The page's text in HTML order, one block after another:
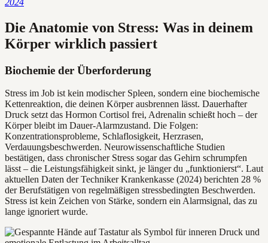
Die Anatomie von Stress: Was in deinem
Körper wirklich passiert
Biochemie der Überforderung
Stress im Job ist kein modischer Spleen, sondern eine biochemische
Kettenreaktion, die deinen Körper ausbrennen lässt. Dauerhafter
Druck setzt das Hormon Cortisol frei, Adrenalin schießt hoch – der
Körper bleibt im Dauer-Alarmzustand. Die Folgen:
Konzentrationsprobleme, Schlaflosigkeit, Herzrasen,
Verdauungsbeschwerden. Neurowissenschaftliche Studien
bestätigen, dass chronischer Stress sogar das Gehirn schrumpfen
lässt – die Leistungsfähigkeit sinkt, je länger du „funktionierst“. Laut
aktuellen Daten der Techniker Krankenkasse (2024) berichten 28 %
der Berufstätigen von regelmäßigen stressbedingten Beschwerden.
Stress ist kein Zeichen von Stärke, sondern ein Alarmsignal, das zu
lange ignoriert wurde.